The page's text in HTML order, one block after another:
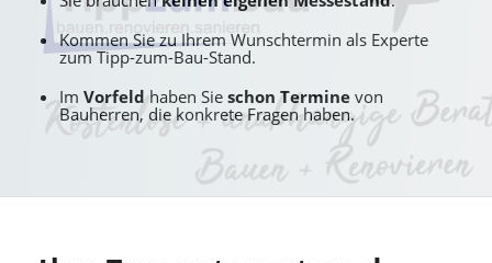
Kommen Sie zu Ihrem Wunschtermin als Experte
zum Tipp-zum-Bau-Stand.
ImVorfeld haben Sieschon Termine von
Bauherren, die konkrete Fragen haben.